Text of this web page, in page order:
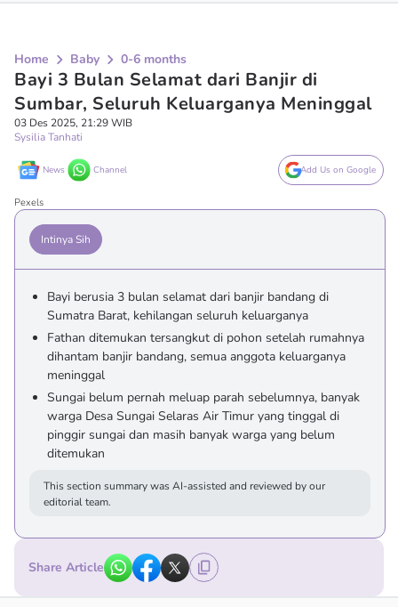
Home Baby 0-6 months
Bayi 3 Bulan Selamat dari Banjir di
Sumbar, Seluruh Keluarganya Meninggal
03 Des 2025, 21:29 WIB
Sysilia Tanhati
News Channel Add Us on Google
Pexels
Intinya Sih
Bayi berusia 3 bulan selamat dari banjir bandang di
Sumatra Barat, kehilangan seluruh keluarganya
Fathan ditemukan tersangkut di pohon setelah rumahnya
dihantam banjir bandang, semua anggota keluarganya
meninggal
Sungai belum pernah meluap parah sebelumnya, banyak
warga Desa Sungai Selaras Air Timur yang tinggal di
pinggir sungai dan masih banyak warga yang belum
ditemukan
This section summary was AI-assisted and reviewed by our
editorial team.
Share Article